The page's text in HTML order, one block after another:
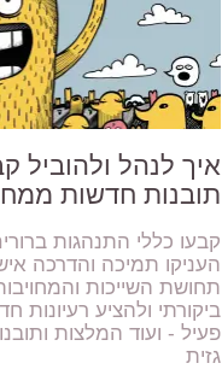
איך לנהל ולהוביל
תובנות חדשות
קבעו כללי התנהגות
העניקו תמיכה והדרכה
תחושת השייכות
ביקורתי ולהציע רעיונות
פעיל - ועוד המלצות
גזית